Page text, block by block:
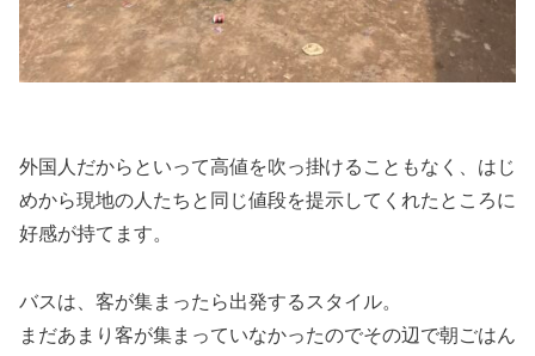
外国人だからといって高値を吹っ掛けることもなく、はじ
めから現地の人たちと同じ値段を提示してくれたところに
好感が持てます。
バスは、客が集まったら出発するスタイル。
まだあまり客が集まっていなかったのでその辺で朝ごはん